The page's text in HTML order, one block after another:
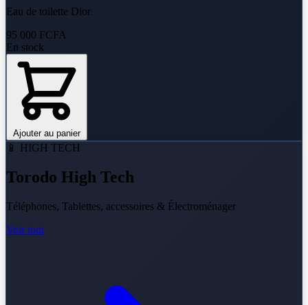
Eau de toilette Dior
95 000 FCFA
En stock
Ajouter au panier
📱 HIGH TECH
Torodo High Tech
Téléphones, Tablettes, accessoires & Électroménager
Voir tout